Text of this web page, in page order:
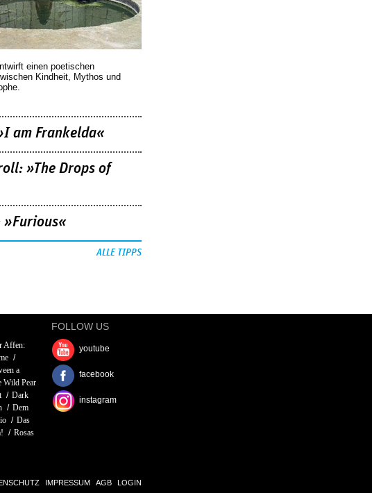
einen poetischen
Kindheit, Mythos und
am Frankelda«
»The Drops of
»Furious«
ALLE TIPPS
Affen:
a
Wild Pear
Dark
Dem
Das
Rosas
FOLLOW US
youtube
facebook
instagram
IMPRESSUM AGB LOGIN